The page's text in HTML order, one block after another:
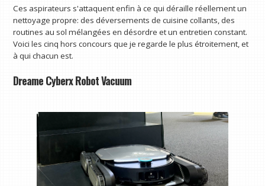
Ces aspirateurs s'attaquent enfin à ce qui déraille réellement un
nettoyage propre: des déversements de cuisine collants, des
routines au sol mélangées en désordre et un entretien constant.
Voici les cinq hors concours que je regarde le plus étroitement, et
à qui chacun est.
Dreame Cyberx Robot Vacuum